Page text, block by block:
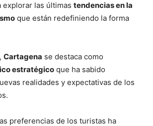
las últimas tendencias en la
que están redefiniendo la forma
Cartagena se destaca como
estratégico que ha sabido
realidades y expectativas de los
preferencias de los turistas ha